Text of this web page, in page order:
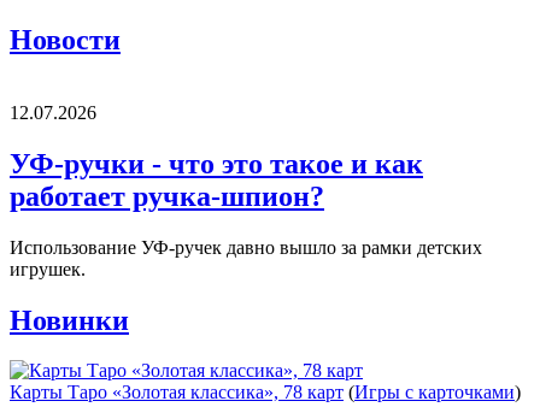
Новости
12.07.2026
УФ-ручки - что это такое и как
работает ручка-шпион?
Использование УФ-ручек давно вышло за рамки детских
игрушек.
Новинки
Карты Таро «Золотая классика», 78 карт (Игры с карточками)